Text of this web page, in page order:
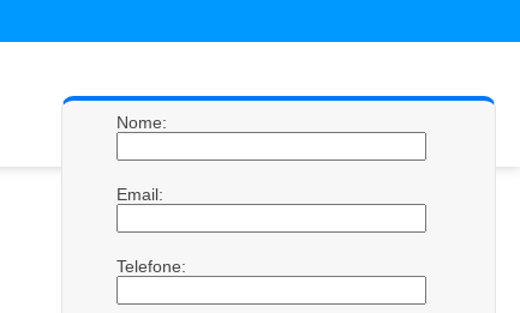
Nome:
Email:
Telefone: